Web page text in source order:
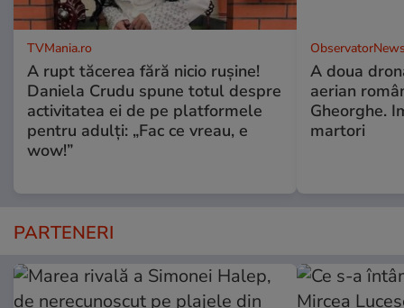
TVMania.ro
A rupt tăcerea fără nicio rușine!
Daniela Crudu spune totul despre
activitatea ei de pe platformele
pentru adulți: „Fac ce vreau, e
wow!”
A doua
aerian
Gheorghe.
martori
PARTENERI